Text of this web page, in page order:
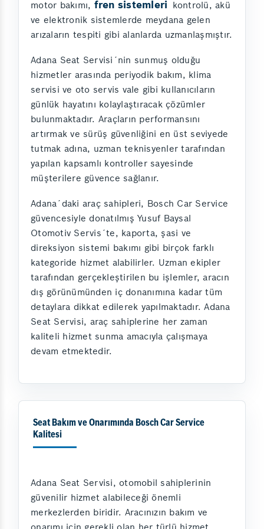
motor bakımı, fren sistemleri kontrolü, akü
ve elektronik sistemlerde meydana gelen
arızaların tespiti gibi alanlarda uzmanlaşmıştır.
Adana Seat Servisi´nin sunmuş olduğu
hizmetler arasında periyodik bakım, klima
servisi ve oto servis vale gibi kullanıcıların
günlük hayatını kolaylaştıracak çözümler
bulunmaktadır. Araçların performansını
artırmak ve sürüş güvenliğini en üst seviyede
tutmak adına, uzman teknisyenler tarafından
yapılan kapsamlı kontroller sayesinde
müşterilere güvence sağlanır.
Adana´daki araç sahipleri, Bosch Car Service
güvencesiyle donatılmış Yusuf Baysal
Otomotiv Servis´te, kaporta, şasi ve
direksiyon sistemi bakımı gibi birçok farklı
kategoride hizmet alabilirler. Uzman ekipler
tarafından gerçekleştirilen bu işlemler, aracın
dış görünümünden iç donanımına kadar tüm
detaylara dikkat edilerek yapılmaktadır. Adana
Seat Servisi, araç sahiplerine her zaman
kaliteli hizmet sunma amacıyla çalışmaya
devam etmektedir.
Seat Bakım ve Onarımında Bosch Car Service
Kalitesi
Adana Seat Servisi, otomobil sahiplerinin
güvenilir hizmet alabileceği önemli
merkezlerden biridir. Aracınızın bakım ve